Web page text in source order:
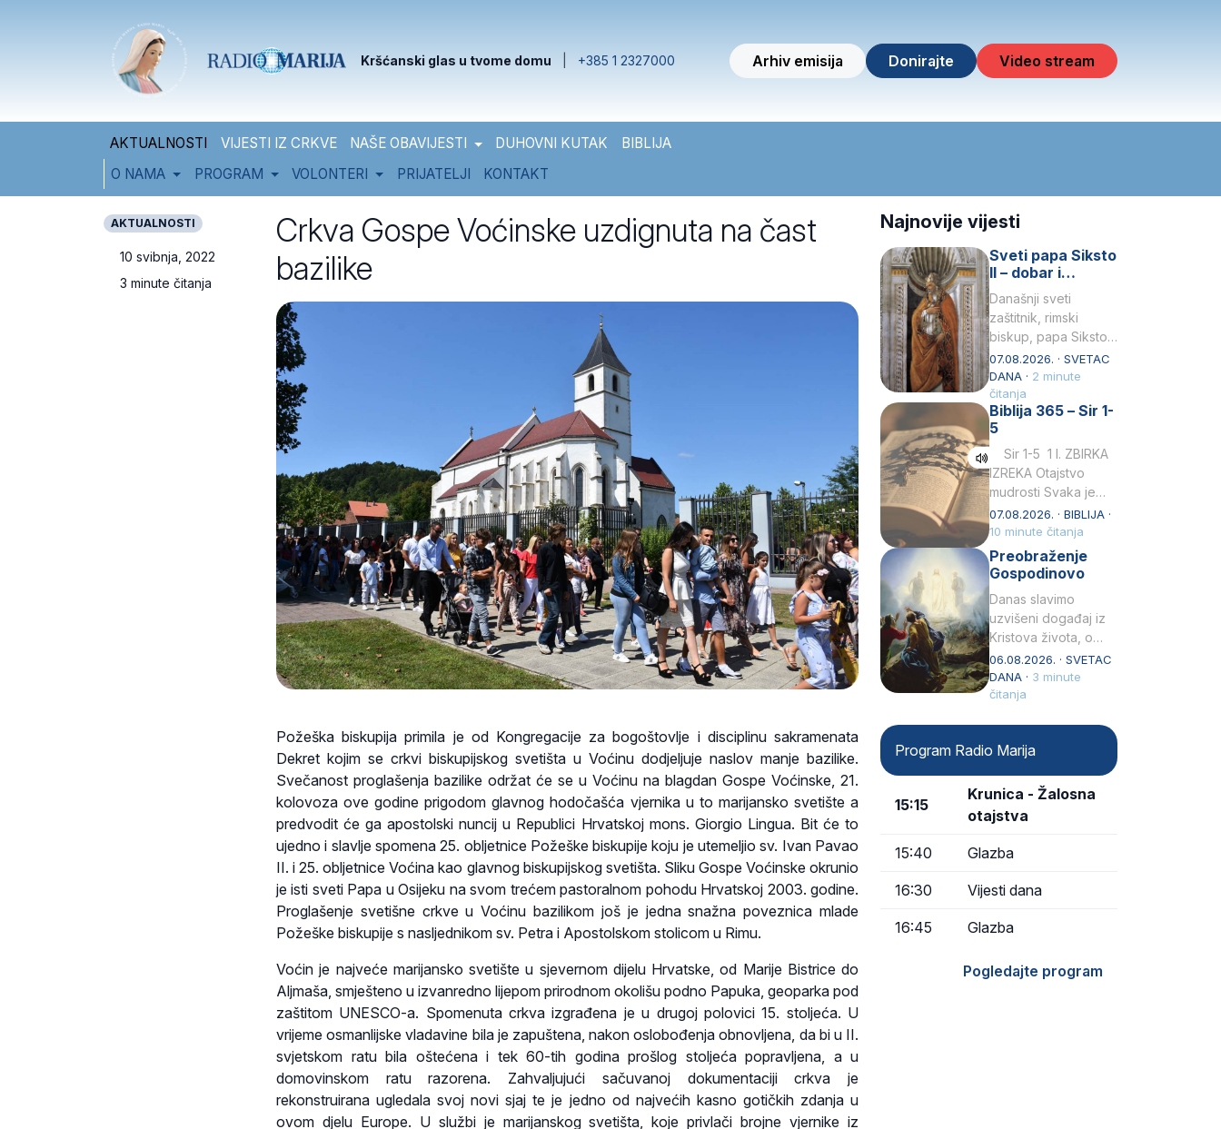
Kršćanski glas u tvome domu +385 1 2327000 Arhiv emisija Donirajte Video stream
AKTUALNOSTI VIJESTI IZ CRKVE NAŠE OBAVIJESTI DUHOVNI KUTAK
BIBLIJA
O NAMA
PROGRAM VOLONTERI PRIJATELJI KONTAKT
AKTUALNOSTI
10 svibnja, 2022
3 minute čitanja
Crkva Gospe Voćinske uzdignuta na čast
bazilike
Požeška biskupija primila je od Kongregacije za bogoštovlje i disciplinu sakramenata
Dekret kojim se crkvi biskupijskog svetišta u Voćinu dodjeljuje naslov manje bazilike.
Svečanost proglašenja bazilike održat će se u Voćinu na blagdan Gospe Voćinske, 21.
kolovoza ove godine prigodom glavnog hodočašća vjernika u to marijansko svetište a
predvodit će ga apostolski nuncij u Republici Hrvatskoj mons. Giorgio Lingua. Bit će to
ujedno i slavlje spomena 25. obljetnice Požeške biskupije koju je utemeljio sv. Ivan Pavao
II. i 25. obljetnice Voćina kao glavnog biskupijskog svetišta. Sliku Gospe Voćinske okrunio
je isti sveti Papa u Osijeku na svom trećem pastoralnom pohodu Hrvatskoj 2003. godine.
Proglašenje svetišne crkve u Voćinu bazilikom još je jedna snažna poveznica mlade
Požeške biskupije s nasljednikom sv. Petra i Apostolskom stolicom u Rimu.
Voćin je najveće marijansko svetište u sjevernom dijelu Hrvatske, od Marije Bistrice do
Aljmaša, smješteno u izvanredno lijepom prirodnom okolišu podno Papuka, geoparka pod
zaštitom UNESCO-a. Spomenuta crkva izgrađena je u drugoj polovici 15. stoljeća. U
vrijeme osmanlijske vladavine bila je zapuštena, nakon oslobođenja obnovljena, da bi u II.
svjetskom ratu bila oštećena i tek 60-tih godina prošlog stoljeća popravljena, a u
domovinskom ratu razorena. Zahvaljujući sačuvanoj dokumentaciji crkva je
rekonstruirana ugledala svoj novi sjaj te je jedno od najvećih kasno gotičkih zdanja u
ovom djelu Europe. U službi je marijanskog svetišta, koje privlači brojne vjernike iz
Najnovije vijesti
Sveti papa Siksto
II – dobar i
miroljubiv pastir
Današnji sveti
zaštitnik, rimski
biskup, papa Siksto
(Sixtus) II, prema
knjizi Liber
Pontificalis bio je
rođenjem Grk.
Obnovio je odnose s
afričkim…
07.08.2026. · SVETAC
DANA · 2 minute
čitanja
Biblija 365 – Sir 1-
5
Sir 1-5 1 I. ZBIRKA
IZREKA Otajstvo
mudrosti Svaka je
mudrost od Gospoda
i s njime je dovijeka.2
Tko će…
07.08.2026. · BIBLIJA ·
10 minute čitanja
Preobraženje
Gospodinovo
Danas slavimo
uzvišeni događaj iz
Kristova života, o
kojem nas izvješćuju
evanđelisti Matej,
Marko i Luka te sveti
06.08.2026. · SVETAC
DANA · 3 minute
čitanja
Program Radio Marija
15:15
Krunica - Žalosna
otajstva
15:40 Glazba
16:30 Vijesti dana
16:45 Glazba
Pogledajte program